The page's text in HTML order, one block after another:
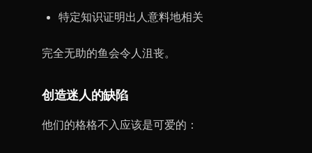
特定知识证明出人意料地相关
完全无助的鱼会令人沮丧。
创造迷人的缺陷
他们的格格不入应该是可爱的：